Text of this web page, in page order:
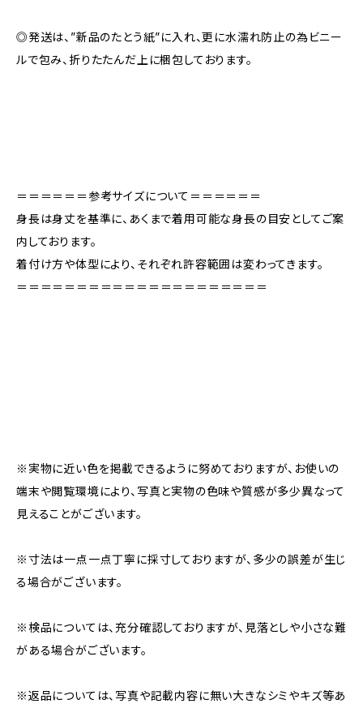
◎発送は、”新品のたとう紙”に入れ、更に水濡れ防止の為ビニー
ルで包み、折りたたんだ上に梱包しております。
＝＝＝＝＝＝参考サイズについて＝＝＝＝＝＝
身長は身丈を基準に、あくまで着用可能な身長の目安としてご案
内しております。
着付け方や体型により、それぞれ許容範囲は変わってきます。
＝＝＝＝＝＝＝＝＝＝＝＝＝＝＝＝＝＝＝＝＝
※実物に近い色を掲載できるように努めておりますが、お使いの
端末や閲覧環境により、写真と実物の色味や質感が多少異なって
見えることがございます。
※寸法は一点一点丁寧に採寸しておりますが、多少の誤差が生じ
る場合がございます。
※検品については、充分確認しておりますが、見落としや小さな難
がある場合がございます。
※返品については、写真や記載内容に無い大きなシミやキズ等あ